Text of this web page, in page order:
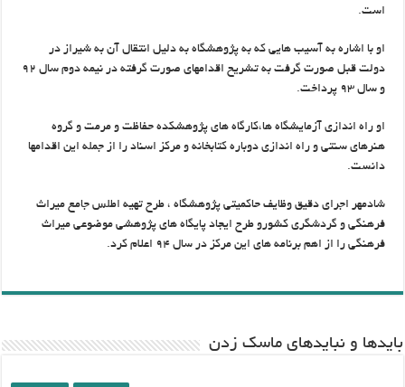
است.
او با اشاره به آسیب هایی که به پژوهشگاه به دلیل انتقال آن به شیراز در
دولت قبل صورت گرفت به تشریح اقدامهای صورت گرفته در نیمه دوم سال ۹۲
و سال ۹۳ پرداخت.
او راه اندازی آزمایشگاه ها،کارگاه های پژوهشکده حفاظت و مرمت و گروه
هنرهای سنتی و راه اندازی دوباره کتابخانه و مرکز اسناد را از جمله این اقدامها
دانست.
شادمهر اجرای دقیق وظایف حاکمیتی پژوهشگاه ، طرح تهیه اطلس جامع میراث
فرهنگی و گردشگری کشورو طرح ایجاد پایگاه های پژوهشی موضوعی میراث
فرهنگی را از اهم برنامه های این مرکز در سال ۹۴ اعلام کرد.
باید‌ها و نبایدهای ماسک زدن